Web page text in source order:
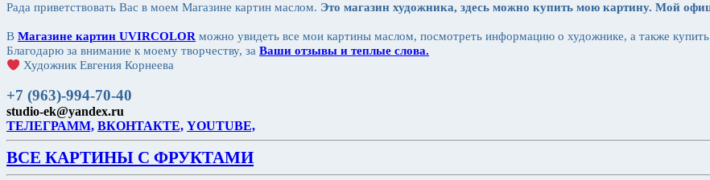
Рада приветствовать Вас в моем Магазине картин маслом. Это магазин художника, здесь можно купить мою картину. Мой
В Магазине картин UVIRCOLOR можно увидеть все мои картины маслом, посмотреть информацию о художнике, а также купить
Благодарю за внимание к моему творчеству, за Ваши отзывы и теплые слова.
Художник Евгения Корнеева
+7 (963)-994-70-40
studio-ek@yandex.ru
ТЕЛЕГРАММ, ВКОНТАКТЕ, YOUTUBE,
ВСЕ КАРТИНЫ С ФРУКТАМИ